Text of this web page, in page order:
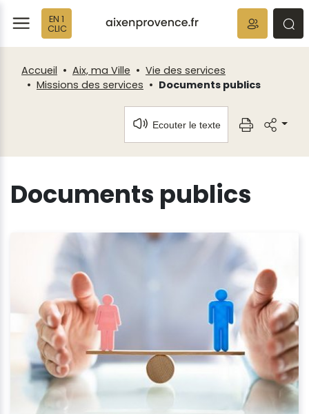
EN 1
CLIC
Accueil Aix, ma Ville
Vie des services
Missions des services
Documents publics
Ecouter le texte
Documents publics
Fenêtre
de
chat
Panneau de gestion des cookies